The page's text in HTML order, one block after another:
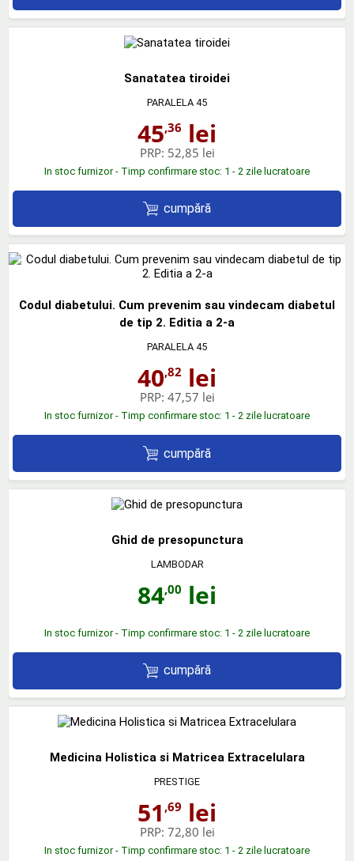
Sanatatea tiroidei
PARALELA 45
45,36 lei
PRP: 52,85 lei
In stoc furnizor - Timp confirmare stoc: 1 - 2 zile lucratoare
cumpără
Codul diabetului. Cum prevenim sau vindecam diabetul
de tip 2. Editia a 2-a
PARALELA 45
40,82 lei
PRP: 47,57 lei
In stoc furnizor - Timp confirmare stoc: 1 - 2 zile lucratoare
cumpără
Ghid de presopunctura
LAMBODAR
84,00 lei
In stoc furnizor - Timp confirmare stoc: 1 - 2 zile lucratoare
cumpără
Medicina Holistica si Matricea Extracelulara
PRESTIGE
51 ,69 lei
PRP: 72,80 lei
In stoc furnizor - Timp confirmare stoc: 1 - 2 zile lucratoare